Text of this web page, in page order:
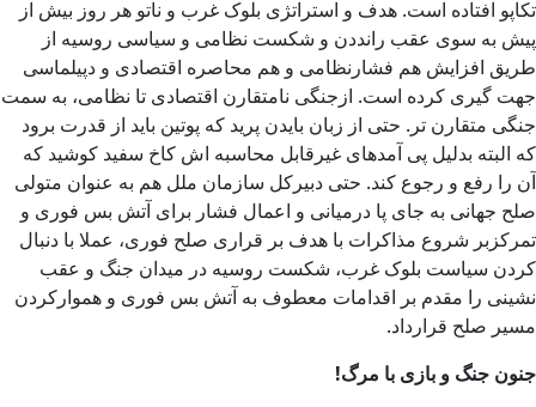
تکاپو افتاده است. هدف و استراتژی بلوک غرب و ناتو هر روز بیش از
پیش به سوی عقب رانددن و شکست نظامی و سیاسی روسیه از
طریق افزایش هم فشارنظامی و هم محاصره اقتصادی و دپیلماسی
جهت گیری کرده است. ازجنگی نامتقارن اقتصادی تا نظامی، به سمت
جنگی متقارن تر. حتی از زبان بایدن پرید که پوتین باید از قدرت برود
که البته بدلیل پی آمدهای غیرقابل محاسبه اش کاخ سفید کوشید که
آن را رفع و رجوع کند. حتی دبیرکل سازمان ملل هم به عنوان متولی
صلح جهانی به جای پا درمیانی و اعمال فشار برای آتش بس فوری و
تمرکزبر شروع مذاکرات با هدف بر قراری صلح فوری، عملا با دنبال
کردن سیاست بلوک غرب، شکست روسیه در میدان جنگ و عقب
نشینی را مقدم بر اقدامات معطوف به آتش بس فوری و هموارکردن
مسیر صلح قرارداد.
جنون جنگ و بازی با مرگ!